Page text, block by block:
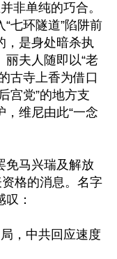
非单纯的巧合。
七环隧道”陷阱前
，是身处暗杀执
夫人随即以“老
古寺上香为借口
宫党”的地方支
维尼由此“一念
免马兴瑞及解放
格的消息。名字
：
，中共回应速度